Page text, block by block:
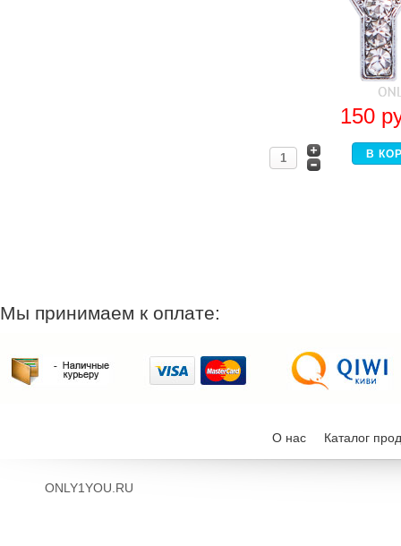
150
Мы принимаем к оплате:
О нас Каталог
ONLY1YOU.RU